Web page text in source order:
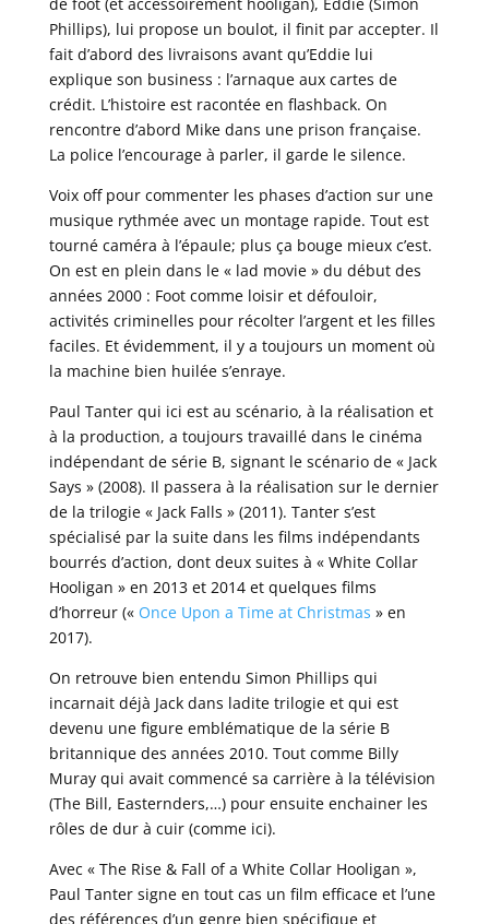
de foot (et accessoirement hooligan), Eddie (Simon
Phillips), lui propose un boulot, il finit par accepter. Il
fait d’abord des livraisons avant qu’Eddie lui
explique son business : l’arnaque aux cartes de
crédit. L’histoire est racontée en flashback. On
rencontre d’abord Mike dans une prison française.
La police l’encourage à parler, il garde le silence.
Voix off pour commenter les phases d’action sur une
musique rythmée avec un montage rapide. Tout est
tourné caméra à l’épaule; plus ça bouge mieux c’est.
On est en plein dans le « lad movie » du début des
années 2000 : Foot comme loisir et défouloir,
activités criminelles pour récolter l’argent et les filles
faciles. Et évidemment, il y a toujours un moment où
la machine bien huilée s’enraye.
Paul Tanter qui ici est au scénario, à la réalisation et
à la production, a toujours travaillé dans le cinéma
indépendant de série B, signant le scénario de « Jack
Says » (2008). Il passera à la réalisation sur le dernier
de la trilogie « Jack Falls » (2011). Tanter s’est
spécialisé par la suite dans les films indépendants
bourrés d’action, dont deux suites à « White Collar
Hooligan » en 2013 et 2014 et quelques films
d’horreur (« Once Upon a Time at Christmas » en
2017).
On retrouve bien entendu Simon Phillips qui
incarnait déjà Jack dans ladite trilogie et qui est
devenu une figure emblématique de la série B
britannique des années 2010. Tout comme Billy
Muray qui avait commencé sa carrière à la télévision
(The Bill, Easternders,…) pour ensuite enchainer les
rôles de dur à cuir (comme ici).
Avec « The Rise & Fall of a White Collar Hooligan »,
Paul Tanter signe en tout cas un film efficace et l’une
des références d’un genre bien spécifique et